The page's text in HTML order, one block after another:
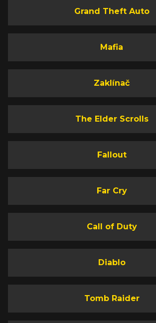
Grand Theft Auto
Mafia
Zaklínač
The Elder Scrolls
Fallout
Far Cry
Call of Duty
Diablo
Tomb Raider